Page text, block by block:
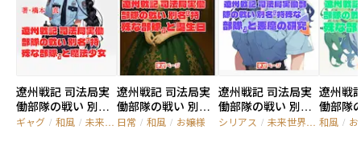
遼州戦記 司法局実
働部隊の戦い 別名
『特殊な部隊』と
ギャグ / 和風 / 未来世界
遼州戦記 司法局実
働部隊の戦い 別名
『特殊な部隊』と
日常 / 和風 / お嬢様
遼州戦記 司法局実
働部隊の戦い 別名
『特殊な部隊』と
シリアス / 未来世界 / 頭脳戦
遼州戦
働部隊
『特殊
和風 /